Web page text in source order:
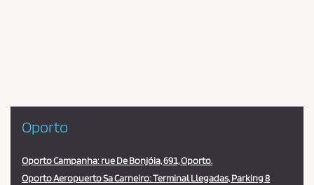
Oporto
Oporto Campanha: rue De Bonjóia, 691, Oporto.
Oporto Aeropuerto Sa Carneiro: Terminal Llegadas, Parking 8